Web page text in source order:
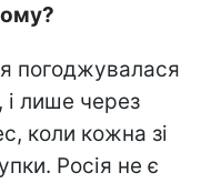
погоджувалася
і лише через
коли кожна зі
Росія не є